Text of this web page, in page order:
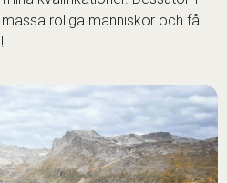
roliga människor och få